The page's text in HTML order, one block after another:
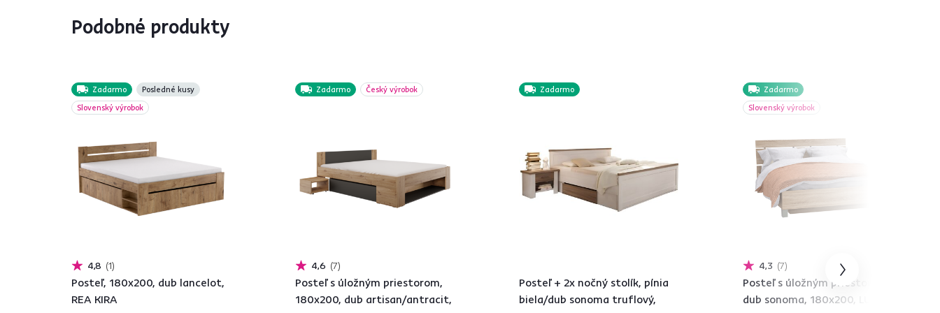
Podobné produkty
Zadarmo
Posledné kusy
Slovenský výrobok
4,8 1
Posteľ, 180x200, dub lancelot,
REA KIRA
Zadarmo Český výrobok
4,6 7
Posteľ s úložným priestorom,
180x200, dub artisan/antracit,
Zadarmo
Posteľ + 2x nočný stolík, pínia
biela/dub sonoma truflový,
Zadarmo
Slovenský výrobok
4,3 7
Posteľ s úložným priestorom,
dub sonoma, 180x200, LUNA